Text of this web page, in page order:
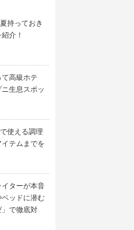
持っておき
介！
高級ホテ
生息スポッ
使える調理
テムまでを
イターが本音
ッドに潜む
」で徹底対